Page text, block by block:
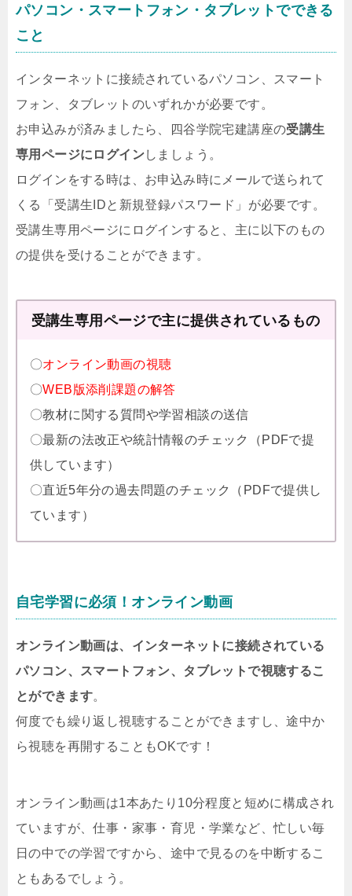
パソコン・スマートフォン・タブレットでできる
こと
インターネットに接続されているパソコン、スマート
フォン、タブレットのいずれかが必要です。
お申込みが済みましたら、四谷学院宅建講座の受講生
専用ページにログインしましょう。
ログインをする時は、お申込み時にメールで送られて
くる「受講生IDと新規登録パスワード」が必要です。
受講生専用ページにログインすると、主に以下のもの
の提供を受けることができます。
受講生専用ページで主に提供されているもの
〇オンライン動画の視聴
〇WEB版添削課題の解答
〇教材に関する質問や学習相談の送信
〇最新の法改正や統計情報のチェック（PDFで提
供しています）
〇直近5年分の過去問題のチェック（PDFで提供し
ています）
自宅学習に必須！オンライン動画
オンライン動画は、インターネットに接続されている
パソコン、スマートフォン、タブレットで視聴するこ
とができます。
何度でも繰り返し視聴することができますし、途中か
ら視聴を再開することもOKです！
オンライン動画は1本あたり10分程度と短めに構成され
ていますが、仕事・家事・育児・学業など、忙しい毎
日の中での学習ですから、途中で見るのを中断するこ
ともあるでしょう。